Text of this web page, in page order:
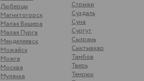
Люберцы
Магнитогорск
Малая Вишера
Малая Пурга
Менделеевск
Можайск
Можга
Москва
Мулянка
Стрижи
Суздаль
Суна
Сургут
Сызрань
Сыктывкар
Тамбов
Тверь
Темрюк